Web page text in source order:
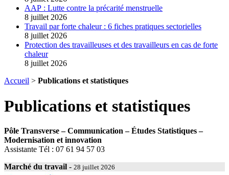
AAP : Lutte contre la précarité menstruelle
8 juillet 2026
Travail par forte chaleur : 6 fiches pratiques sectorielles
8 juillet 2026
Protection des travailleuses et des travailleurs en cas de forte
chaleur
8 juillet 2026
Accueil > Publications et statistiques
Publications et statistiques
Pôle Transverse– Communication – Études Statistiques –
Modernisation et innovation
Assistante Tél : 07 61 94 57 03
Marché du travail - 28 juillet 2026